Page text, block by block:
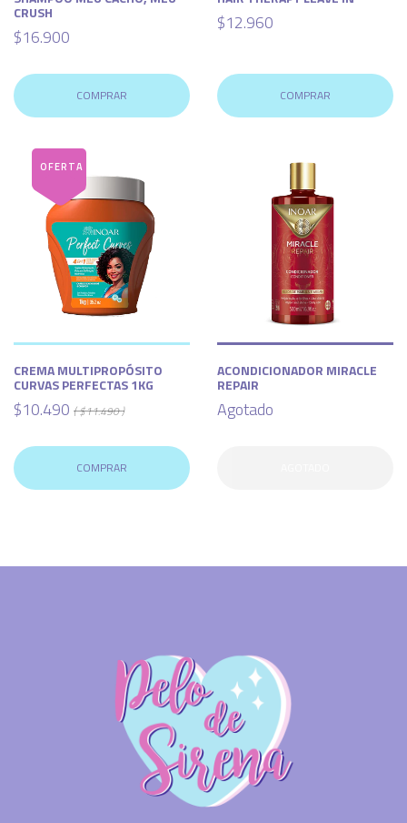
CRUSH
$16.900
COMPRAR
$12.960
COMPRAR
CREMA MULTIPROPÓSITO
CURVAS PERFECTAS 1KG
$10.490 ( $11.490 )
COMPRAR
ACONDICIONADOR MIRACLE
REPAIR
Agotado